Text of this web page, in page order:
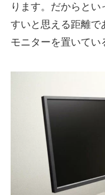
ります。だからと
すいと思える距離で
モニターを置いてい